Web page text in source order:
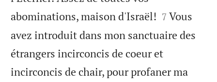
abominations, maison d'Israël! 

7 Vous
avez introduit dans mon sanctuaire des
étrangers incirconcis de coeur et
incirconcis de chair, pour profaner ma